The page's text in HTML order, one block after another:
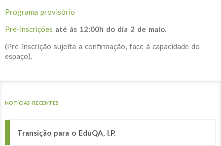
Programa provisório
Pré-inscrições até às 12:00h do dia 2 de maio.
(Pré-inscrição sujeita a confirmação, face à capacidade do
espaço).
NOTÍCIAS RECENTES
Transição para o EduQA, I.P.